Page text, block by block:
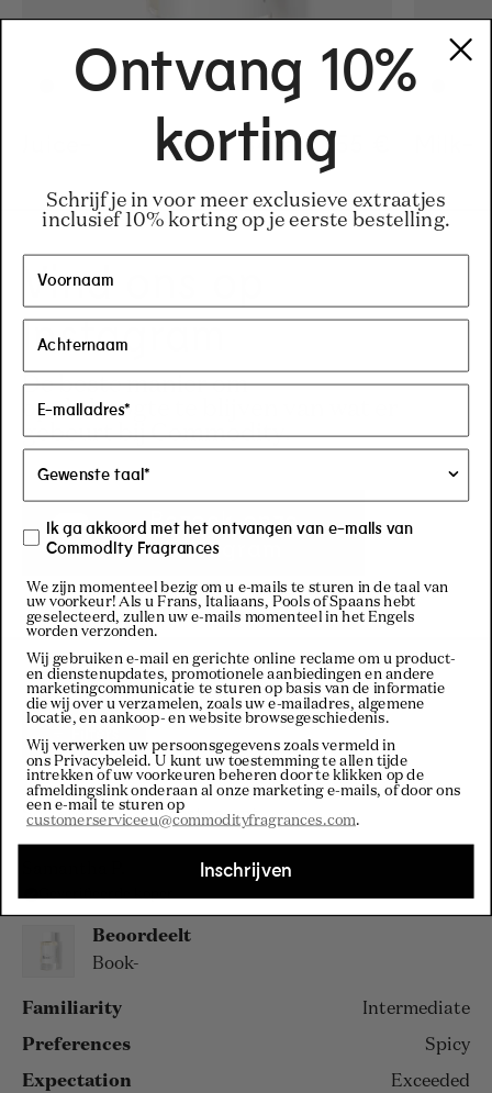
Regular price
34 €-155 €
Regular price
155€
Vind ons op
Instagram
De beste manier om
op de hoogte te blijven van wat er
gebeurt bij Commodity.
Bezoek onze
Instagram
Sorteren
Geverifieerde koper
Beoordeelt
Book-
Familiarity Intermediate
Preferences Spicy
Expectation Exceeded
Laden...
Ontvang 10%
korting
Schrijf je in voor meer exclusieve extraatjes
inclusief 10% korting op je eerste bestelling.
Ik ga akkoord met het ontvangen van e-mails van
Commodity Fragrances
We zijn momenteel bezig om u e-mails te sturen in de taal van
uw voorkeur! Als u Frans, Italiaans, Pools of Spaans hebt
geselecteerd, zullen uw e-mails momenteel in het Engels
worden verzonden.
Wij gebruiken e-mail en gerichte online reclame om u product-
en dienstenupdates, promotionele aanbiedingen en andere
marketingcommunicatie te sturen op basis van de informatie
die wij over u verzamelen, zoals uw e-mailadres, algemene
locatie, en aankoop- en website browsegeschiedenis.
Wij verwerken uw persoonsgegevens zoals vermeld in
ons Privacybeleid. U kunt uw toestemming te allen tijde
intrekken of uw voorkeuren beheren door te klikken op de
afmeldingslink onderaan al onze marketing e-mails, of door ons
een e-mail te sturen op
customerserviceeu@commodityfragrances.com.
Inschrijven